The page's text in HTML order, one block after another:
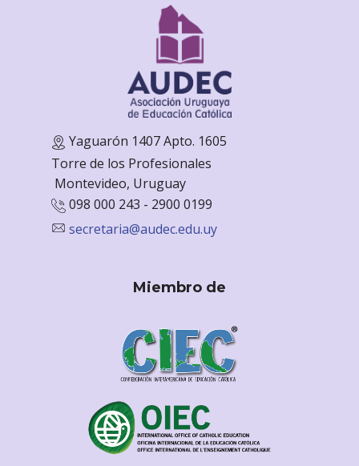
Yaguarón 1407 Apto. 1605
Torre de los Profesionales
Montevideo, Uruguay
098 000 243 - 2900 0199
secretaria@audec.edu.uy
Miembro de